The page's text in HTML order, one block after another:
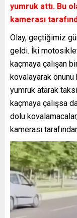
yumruk attı. Bu
kamerası
Olay, geçtiğimiz
geldi. İki
kaçmaya çalışan
kovalayarak önünü
yumruk atarak
kaçmaya çalışsa
dolu
kamerası
Video
oynatıcı